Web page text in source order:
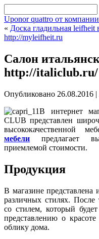
Uponor quattro от
« Доска гладильная leifheit
http://myleifheit.ru
Салон
http://italiclub.ru/
Опубликовано 26.08.2016 |
В интернет
CLUB представлен
высококачественной
мебели предлагает
приемлемой стоимости.
Продукция
В магазине представлена
различных стилях. После
со стилем, который будет
представлению о
облику дома.